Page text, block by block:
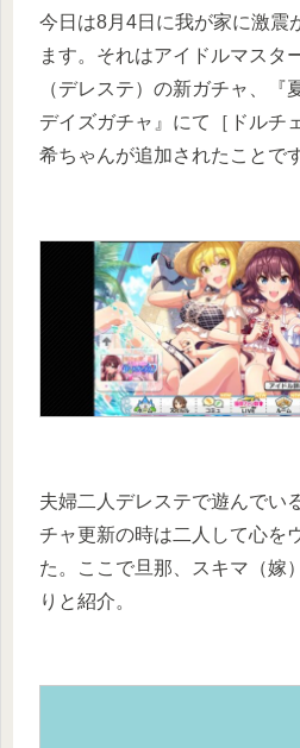
今日は8月4日に我が家に激震
ます。それはアイドルマスタ
（デレステ）の新ガチャ、『
デイズガチャ』にて［ドルチ
希ちゃんが追加されたことです
夫婦二人デレステで遊んでい
チャ更新の時は二人して心を
た。ここで旦那、スキマ（嫁
りと紹介。